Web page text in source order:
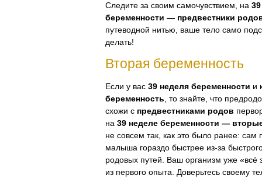
Следите за своим самочувствием, на
беременности — предвестники
путеводной нитью, ваше тело само
делать!
Вторая беременность
Если у вас 39 неделя беременности и
беременность , то знайте, что
схожи с предвестниками родов
на 39 неделе беременности —
не совсем так, как это было ранее: сам
малыша гораздо быстрее из-за
родовых путей. Ваш организм уже «всё
из первого опыта. Доверьтесь своему